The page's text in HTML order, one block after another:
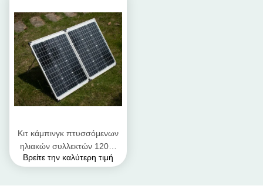
Κιτ κάμπινγκ πτυσσόμενων
ηλιακών συλλεκτών 120W
150W 200W 300W
Βρείτε την καλύτερη τιμή